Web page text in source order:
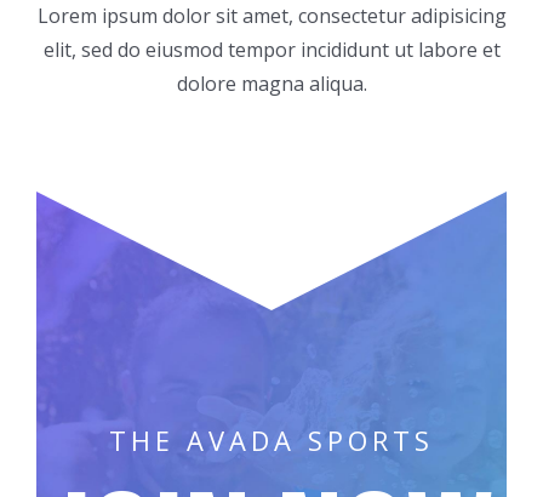
Lorem ipsum dolor sit amet, consectetur adipisicing
elit, sed do eiusmod tempor incididunt ut labore et
dolore magna aliqua.
THE AVADA SPORTS